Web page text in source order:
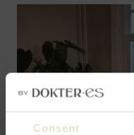
Consent